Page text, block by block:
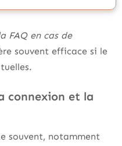
FAQ en cas de
souvent efficace si le
connexion et la
souvent, notamment